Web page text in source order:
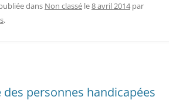
dans Non classé le8 avril 2014 par
.
personnes handicapées